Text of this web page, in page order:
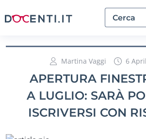
Martina Vaggi 6
APERTURA
A LUGLIO: SARÀ
ISCRIVERSI CON